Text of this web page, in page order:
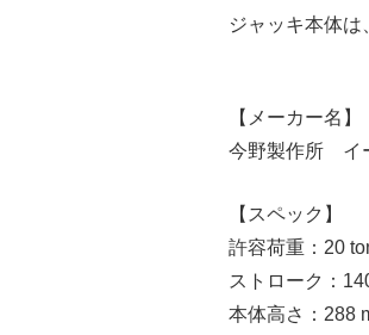
ジャッキ本体は
【メーカー名】
今野製作所 イ
【スペック】
許容荷重：20
ストローク：
本体高さ：288